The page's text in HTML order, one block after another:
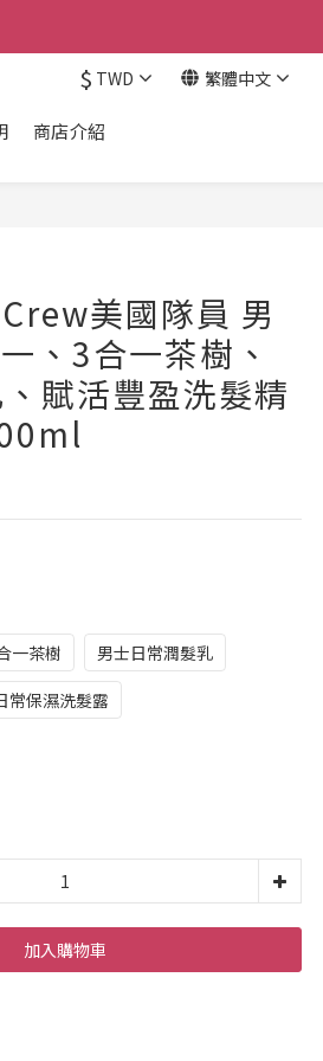
$ TWD 繁體中文
商店介紹
美國隊員 男
、3合一茶樹、
賦活豐盈洗髮精
一茶樹
男士日常潤髮乳
常保濕洗髮露
加入購物車